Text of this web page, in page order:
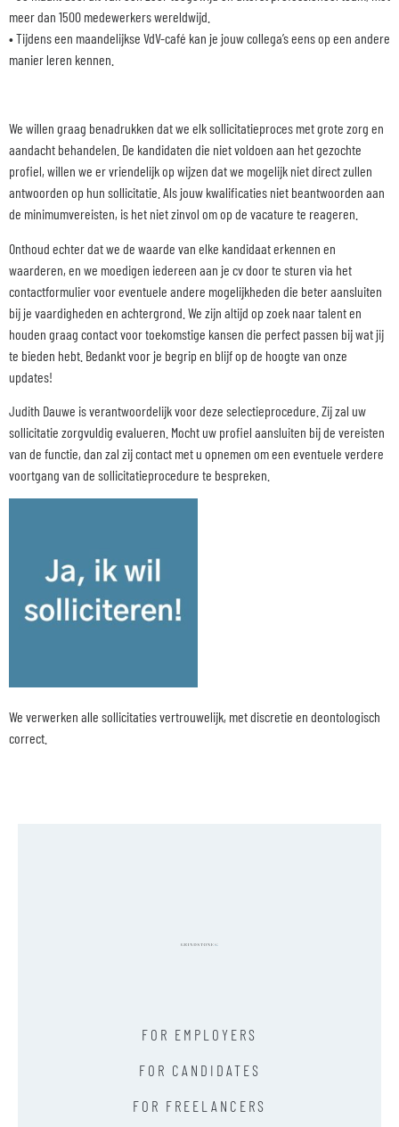
meer dan 1500 medewerkers wereldwijd.
• Tijdens een maandelijkse VdV-café kan je jouw collega’s eens op een andere
manier leren kennen.
We willen graag benadrukken dat we elk sollicitatieproces met grote zorg en
aandacht behandelen. De kandidaten die niet voldoen aan het gezochte
profiel, willen we er vriendelijk op wijzen dat we mogelijk niet direct zullen
antwoorden op hun sollicitatie. Als jouw kwalificaties niet beantwoorden aan
de minimumvereisten, is het niet zinvol om op de vacature te reageren.
Onthoud echter dat we de waarde van elke kandidaat erkennen en
waarderen, en we moedigen iedereen aan je cv door te sturen via het
contactformulier voor eventuele andere mogelijkheden die beter aansluiten
bij je vaardigheden en achtergrond. We zijn altijd op zoek naar talent en
houden graag contact voor toekomstige kansen die perfect passen bij wat jij
te bieden hebt. Bedankt voor je begrip en blijf op de hoogte van onze
updates!
Judith Dauwe is verantwoordelijk voor deze selectieprocedure. Zij zal uw
sollicitatie zorgvuldig evalueren. Mocht uw profiel aansluiten bij de vereisten
van de functie, dan zal zij contact met u opnemen om een eventuele verdere
voortgang van de sollicitatieprocedure te bespreken.
We verwerken alle sollicitaties vertrouwelijk, met discretie en deontologisch
correct.
FOR EMPLOYERS
FOR CANDIDATES
FOR FREELANCERS